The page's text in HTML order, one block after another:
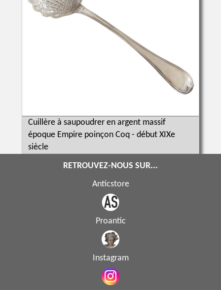
Cuillère à saupoudrer en argent massif
époque Empire poinçon Coq - début XIXe
siècle
RETROUVEZ-NOUS SUR...
Anticstore
Proantic
Instagram